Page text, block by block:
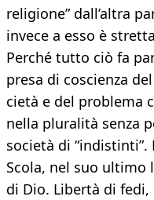
religione” dal­l’altra
invece a esso è
Perché tut­to ciò fa
presa di coscienza
cietà e del problema
nella pluralità senza
società di
Scola, nel suo ultimo
di Dio. Libertà di